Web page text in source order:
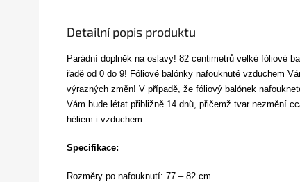
Detailní popis produktu
Parádní doplněk na oslavy! 82 centimetrů velké fóliové
řadě od 0 do 9! Fóliové balónky nafouknuté vzduchem
výrazných změn! V případě, že fóliový balónek
Vám bude létat přibližně 14 dnů, přičemž tvar nezmění
héliem i vzduchem.
Specifikace:
Rozměry po nafouknutí: 77 – 82 cm